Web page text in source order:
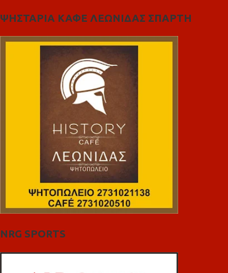
ΨΗΣΤΑΡΙΑ ΚΑΦΕ ΛΕΩΝΙΔΑΣ ΣΠΑΡΤΗ
NRG SPORTS